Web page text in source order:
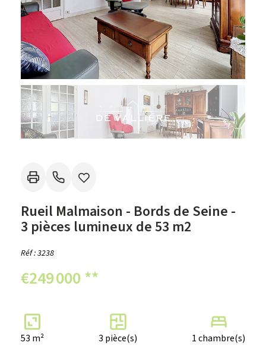
Rueil Malmaison - Bords de Seine -
3 pièces lumineux de 53 m2
Réf : 3238
€249 000**
53 m² 3 pièce(s) 1 chambre(s)